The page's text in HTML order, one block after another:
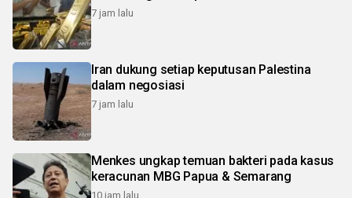
7 jam lalu
Iran dukung setiap keputusan Palestina
dalam negosiasi
7 jam lalu
Menkes ungkap temuan bakteri pada kasus
keracunan MBG Papua & Semarang
10 jam lalu